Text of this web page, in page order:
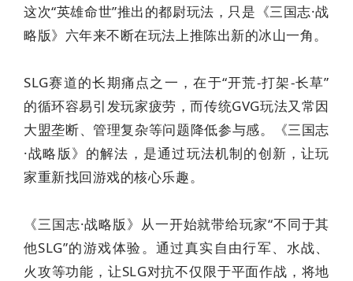
这次“英雄命世”推出的都尉玩法，只是《三国志·战
略版》六年来不断在玩法上推陈出新的冰山一角。
SLG赛道的长期痛点之一，在于“开荒-打架-长草”
的循环容易引发玩家疲劳，而传统GVG玩法又常因
大盟垄断、管理复杂等问题降低参与感。《三国志
·战略版》的解法，是通过玩法机制的创新，让玩
家重新找回游戏的核心乐趣。
《三国志·战略版》从一开始就带给玩家“不同于其
他SLG”的游戏体验。通过真实自由行军、水战、
火攻等功能，让SLG对抗不仅限于平面作战，将地